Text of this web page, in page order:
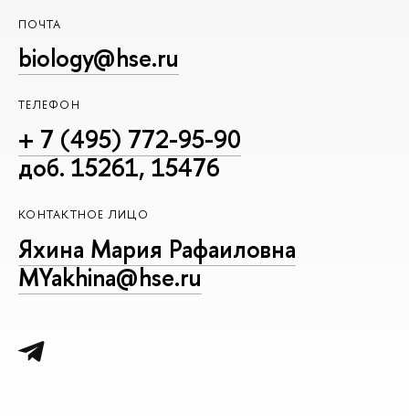
ПОЧТА
biology@hse.ru
ТЕЛЕФОН
+ 7 (495) 772-95-90
доб. 15261, 15476
КОНТАКТНОЕ ЛИЦО
Яхина Мария Рафаиловна
MYakhina@hse.ru